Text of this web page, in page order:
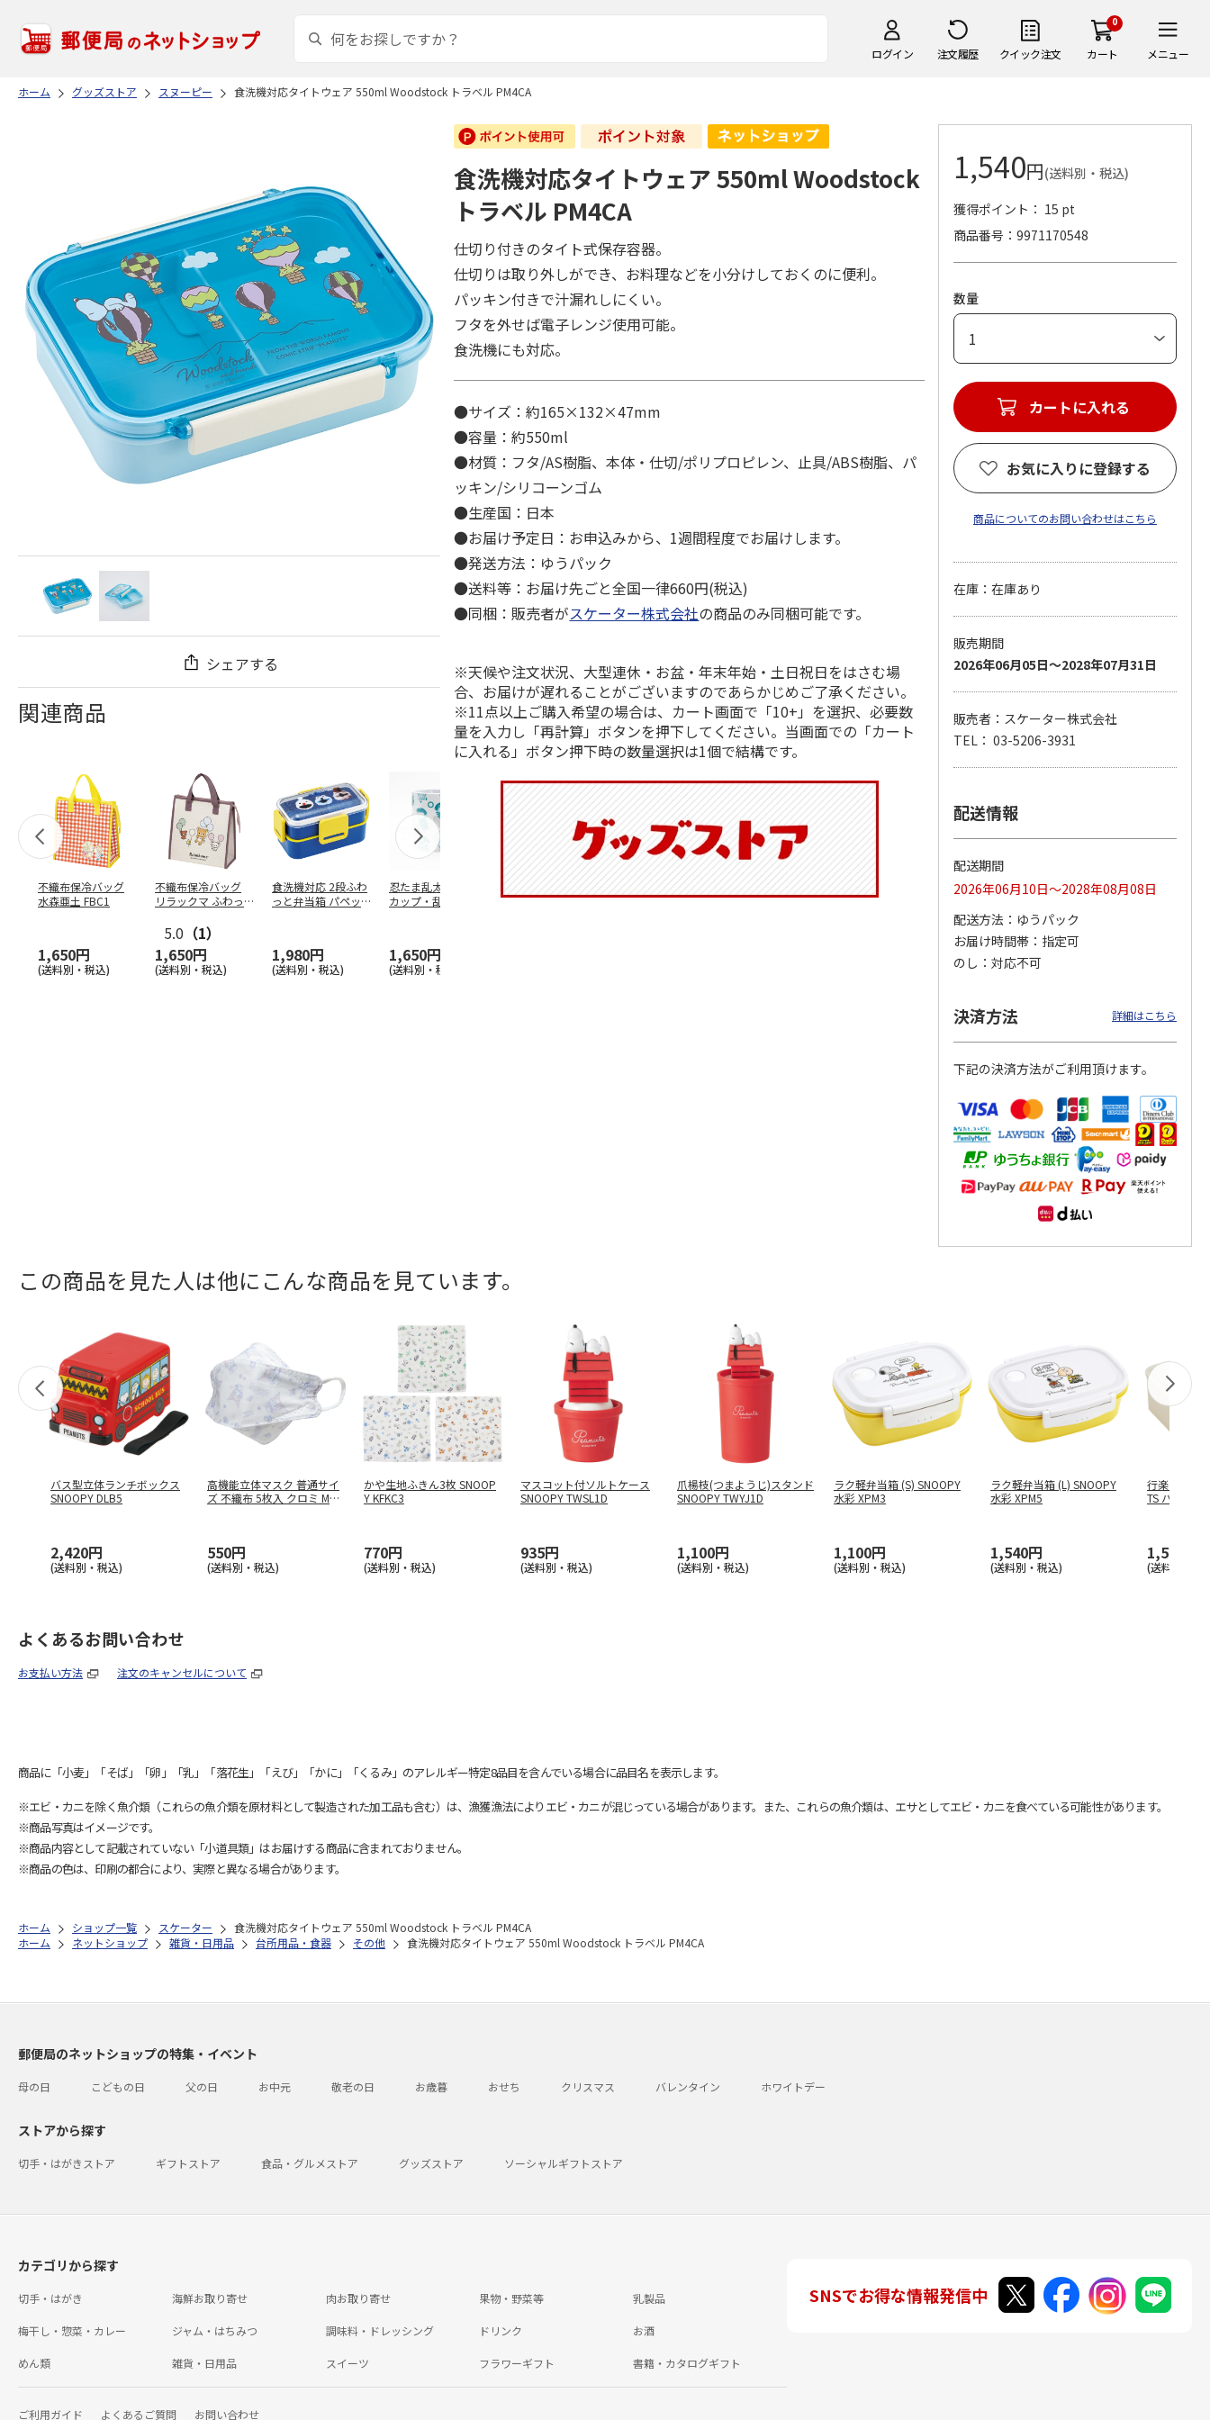
ログイン 注文履歴 クイック注文
0
カート メニュー
ホーム グッズストア スヌーピー 食洗機対応タイトウェア 550ml Woodstock トラベル PM4CA
シェアする
関連商品
不織布保冷バッグ
水森亜土 FBC1
1,650円
(送料別・税込)
不織布保冷バッグ
リラックマ ふわっ
5.0 （1）
1,650円
(送料別・税込)
食洗機対応 2段ふわ
っと弁当箱 パペッ
1,980円
(送料別・税込)
忍たま乱太郎 マグ
カップ・乱太郎・き
1,650円
(送料別・税込)
抗菌食洗機対応 ふ
わっと弁当箱 530ml
陶器ダイカットマグ
カップ ポムポムプ
マスコット入りドリ
ンクボトル ハロー
ふわっとフタタイト
ランチボックス角型
コーデュロイ生地ラ
キティ KCOB2
2,200円
(送料別・税込)
八角形ステンレスマ
食洗機対応タイトウェア 550ml Woodstock
トラベル PM4CA
仕切り付きのタイト式保存容器。
仕切りは取り外しができ、お料理などを小分けしておくのに便利。
パッキン付きで汁漏れしにくい。
フタを外せば電子レンジ使用可能。
食洗機にも対応。
●サイズ：約165×132×47mm
●容量：約550ml
●材質：フタ/AS樹脂、本体・仕切/ポリプロピレン、止具/ABS樹脂、パ
ッキン/シリコーンゴム
●生産国：日本
●お届け予定日：お申込みから、1週間程度でお届けします。
●発送方法：ゆうパック
●送料等：お届け先ごと全国一律660円(税込)
●同梱：販売者がスケーター株式会社の商品のみ同梱可能です。
※天候や注文状況、大型連休・お盆・年末年始・土日祝日をはさむ場
合、お届けが遅れることがございますのであらかじめご了承ください。
※11点以上ご購入希望の場合は、カート画面で「10+」を選択、必要数
量を入力し「再計算」ボタンを押下してください。当画面での「カート
に入れる」ボタン押下時の数量選択は1個で結構です。
1,540円(送料別・税込)
獲得ポイント： 15 pt
商品番号
9971170548
数量
カートに入れる
お気に入りに登録する
商品についてのお問い合わせはこちら
在庫：在庫あり
販売期間
2026年06月05日～2028年07月31日
販売者：スケーター株式会社
TEL： 03-5206-3931
配送情報
配送期間
2026年06月10日～2028年08月08日
配送方法
ゆうパック
お届け時間帯
指定可
のし
対応不可
決済方法 詳細はこちら
下記の決済方法がご利用頂けます。
この商品を見た人は他にこんな商品を見ています。
バス型立体ランチボックス
SNOOPY DLB5
2,420円
(送料別・税込)
高機能立体マスク 普通サイ
ズ 不織布 5枚入 クロミ MS
550円
(送料別・税込)
かや生地ふきん3枚 SNOOP
Y KFKC3
770円
(送料別・税込)
マスコット付ソルトケース
SNOOPY TWSL1D
935円
(送料別・税込)
爪楊枝(つまようじ)スタンド
SNOOPY TWYJ1D
1,100円
(送料別・税込)
ラク軽弁当箱 (S) SNOOPY
水彩 XPM3
1,100円
(送料別・税込)
ラク軽弁当箱 (L) SNOOPY
水彩 XPM5
1,540円
(送料別・税込)
行楽ランチ
TS バッジ
1,540円
(送料別・税
よくあるお問い合わせ
お支払い方法 注文のキャンセルについて
商品に「小麦」「そば」「卵」「乳」「落花生」「えび」「かに」「くるみ」のアレルギー特定8品目を含んでいる場合に品目名を表示します。
※エビ・カニを除く魚介類（これらの魚介類を原材料として製造された加工品も含む）は、漁獲漁法によりエビ・カニが混じっている場合があります。また、これらの魚介類は、エサとしてエビ・カニを食べている可能性があります。
※商品写真はイメージです。
※商品内容として記載されていない「小道具類」はお届けする商品に含まれておりません。
※商品の色は、印刷の都合により、実際と異なる場合があります。
ホーム ショップ一覧 スケーター
食洗機対応タイトウェア 550ml Woodstock トラベル PM4CA
ホーム
ネットショップ 雑貨・日用品 台所用品・食器 その他 食洗機対応タイトウェア 550ml Woodstock トラベル PM4CA
郵便局のネットショップの特集・イベント
母の日 こどもの日 父の日 お中元 敬老の日 お歳暮 おせち クリスマス バレンタイン ホワイトデー
ストアから探す
切手・はがきストア ギフトストア 食品・グルメストア グッズストア ソーシャルギフトストア
カテゴリから探す
切手・はがき 海鮮お取り寄せ 肉お取り寄せ 果物・野菜等 乳製品
梅干し・惣菜・カレー ジャム・はちみつ 調味料・ドレッシング ドリンク お酒
めん類 雑貨・日用品 スイーツ フラワーギフト 書籍・カタログギフト
ご利用ガイド よくあるご質問 お問い合わせ
SNSでお得な情報発信中